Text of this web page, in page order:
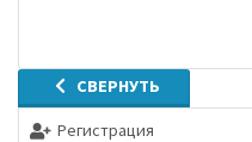
СВЕРНУТЬ
Регистрация